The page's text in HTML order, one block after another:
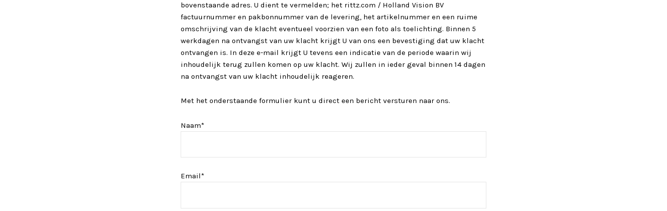
bovenstaande adres. U dient te vermelden; het rittz.com / Holland Vision BV
factuurnummer en pakbonnummer van de levering, het artikelnummer en een ruime
omschrijving van de klacht eventueel voorzien van een foto als toelichting. Binnen 5
werkdagen na ontvangst van uw klacht krijgt U van ons een bevestiging dat uw klacht
ontvangen is. In deze e-mail krijgt U tevens een indicatie van de periode waarin wij
inhoudelijk terug zullen komen op uw klacht. Wij zullen in ieder geval binnen 14 dagen
na ontvangst van uw klacht inhoudelijk reageren.
Met het onderstaande formulier kunt u direct een bericht versturen naar ons.
Naam*
Email*